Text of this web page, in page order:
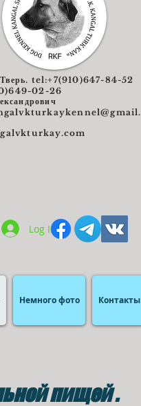
Тверь. tel:+7(910)647-84-52
02-26
Log In
Немного фото Контакты
пищей .